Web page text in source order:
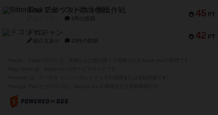
45 PT
Bitter End ブタペスト救出作戦
1件の投稿
42 PT
ドコジャン
紹介文あり 10件の投稿